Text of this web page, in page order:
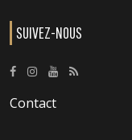
SUIVEZ-NOUS
Contact